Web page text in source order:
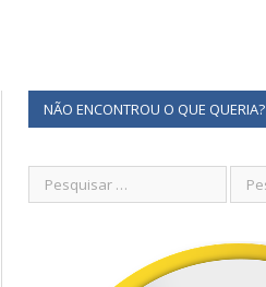
NÃO ENCONTROU O QUE QUERIA?